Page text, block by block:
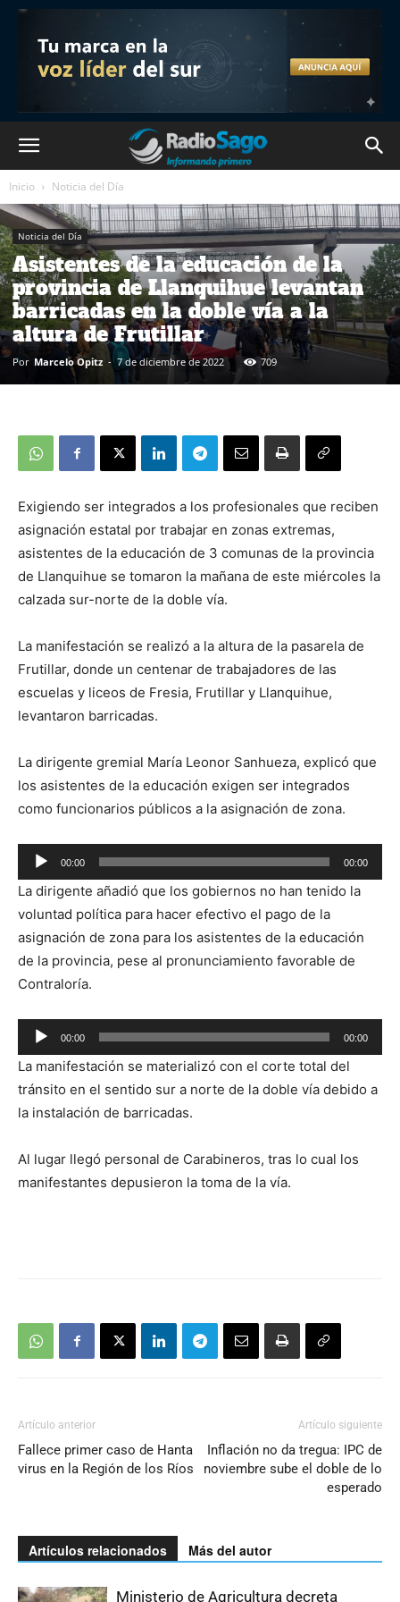
Inicio Noticia del Día
Noticia del Día
Asistentes de la educación de la
provincia de Llanquihue levantan
barricadas en la doble vía a la
altura de Frutillar
Por Marcelo Opitz - 7 de diciembre de 2022 709
Exigiendo ser integrados a los profesionales que reciben
asignación estatal por trabajar en zonas extremas,
asistentes de la educación de 3 comunas de la provincia
de Llanquihue se tomaron la mañana de este miércoles la
calzada sur-norte de la doble vía.
La manifestación se realizó a la altura de la pasarela de
Frutillar, donde un centenar de trabajadores de las
escuelas y liceos de Fresia, Frutillar y Llanquihue,
levantaron barricadas.
La dirigente gremial María Leonor Sanhueza, explicó que
los asistentes de la educación exigen ser integrados
como funcionarios públicos a la asignación de zona.
Reproductor
de
audio
00:00 00:00
La dirigente añadió que los gobiernos no han tenido la
voluntad política para hacer efectivo el pago de la
asignación de zona para los asistentes de la educación
de la provincia, pese al pronunciamiento favorable de
Contraloría.
Reproductor
de
audio
00:00 00:00
La manifestación se materializó con el corte total del
tránsito en el sentido sur a norte de la doble vía debido a
la instalación de barricadas.
Al lugar llegó personal de Carabineros, tras lo cual los
manifestantes depusieron la toma de la vía.
Artículo anterior
Fallece primer caso de Hanta
virus en la Región de los Ríos
Artículo siguiente
Inflación no da tregua: IPC de
noviembre sube el doble de lo
esperado
Artículos relacionados Más del autor
Ministerio de Agricultura decreta